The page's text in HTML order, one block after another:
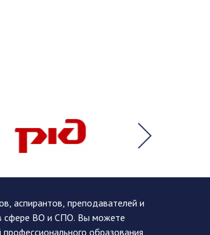
аспирантов, преподавателей и
сфере ВО и СПО. Вы можете
образования,